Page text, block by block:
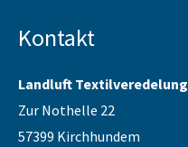
Kontakt
Landluft Textilveredelung
Zur Nothelle 22
57399 Kirchhundem